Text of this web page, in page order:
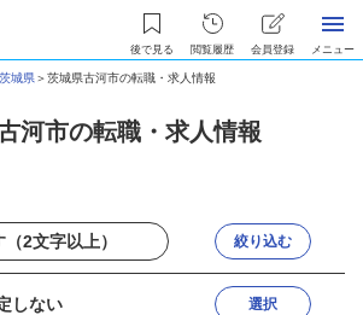
後で見る 閲覧履歴 会員登録 メニュー
茨城県＞茨城県古河市の転職・求人情報
河市の転職・求人情報
絞り込む
しない 選択